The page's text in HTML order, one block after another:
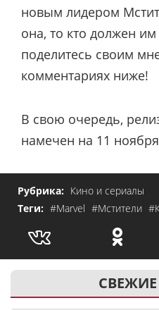
новым лидером
она, то кто должен
поделитесь своим
комментариях ниже!
В свою очередь,
намечен на 11
Рубрика: Кино и сериалы
Теги: #Marvel #Мстители